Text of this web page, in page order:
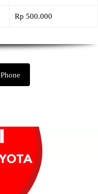
Rp 500.000
Phone